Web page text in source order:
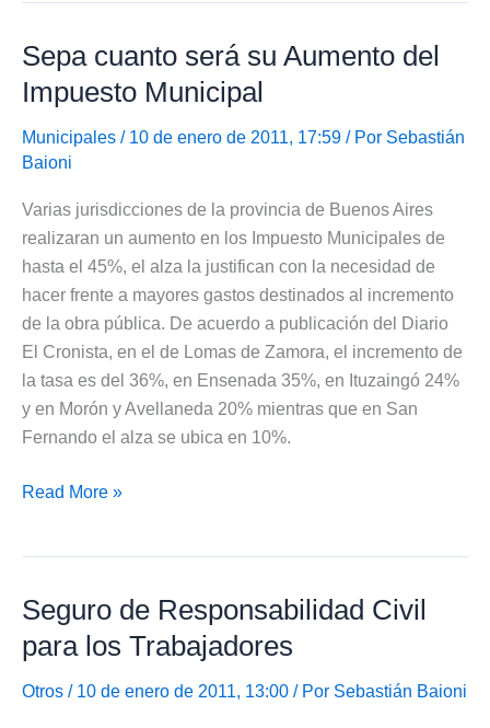
Sepa cuanto será su Aumento del
Impuesto Municipal
Municipales / 10 de enero de 2011, 17:59 / Por Sebastián
Baioni
Varias jurisdicciones de la provincia de Buenos Aires
realizaran un aumento en los Impuesto Municipales de
hasta el 45%, el alza la justifican con la necesidad de
hacer frente a mayores gastos destinados al incremento
de la obra pública. De acuerdo a publicación del Diario
El Cronista, en el de Lomas de Zamora, el incremento de
la tasa es del 36%, en Ensenada 35%, en Ituzaingó 24%
y en Morón y Avellaneda 20% mientras que en San
Fernando el alza se ubica en 10%.
Sepa
Aumento
Impuesto
Municipal
Read More »
Seguro de Responsabilidad Civil
para los Trabajadores
Otros / 10 de enero de 2011, 13:00 / Por Sebastián Baioni